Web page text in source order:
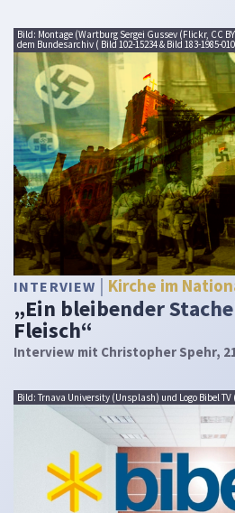
Bild: Montage (Wartburg Sergei Gussev (Flickr, CC
dem Bundesarchiv ( Bild 102-15234 & Bild 183-1985-
INTERVIEW Kirche im
„Ein bleibender
Fleisch“
Interview mit Christopher Spehr,
Bild: Trnava University (Unsplash) und Logo Bibel TV